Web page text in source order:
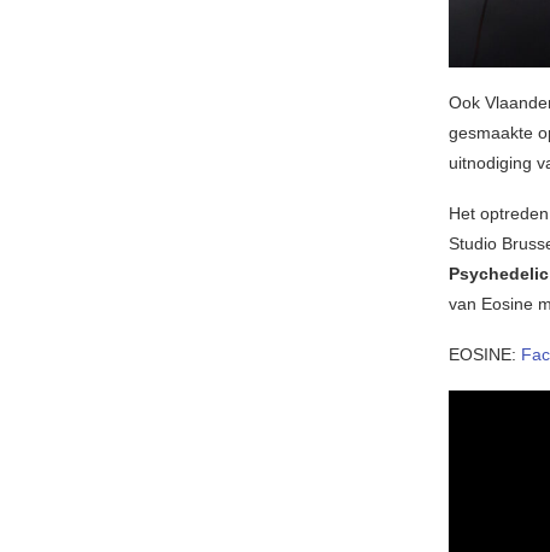
Ook
gesmaakte
uitnodiging
Het
Studio
van Eosine
EOSINE: